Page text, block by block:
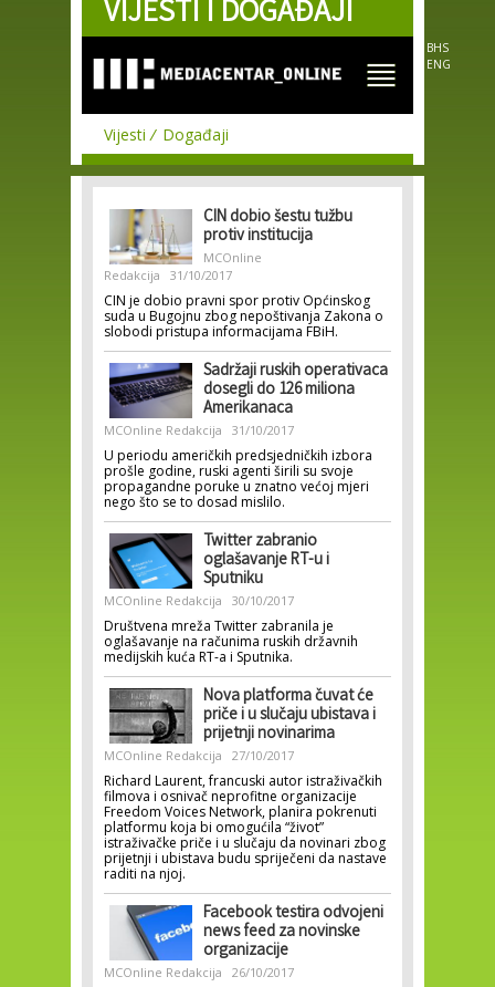
Skip to
main
VIJESTI I DOGAĐAJI
BHS
ENG
Vijesti Događaji
CIN dobio šestu tužbu
protiv institucija
MCOnline
Redakcija
31/10/2017
CIN je dobio pravni spor protiv Općinskog
suda u Bugojnu zbog nepoštivanja Zakona o
slobodi pristupa informacijama FBiH.
Sadržaji ruskih operativaca
dosegli do 126 miliona
Amerikanaca
MCOnline Redakcija 31/10/2017
U periodu američkih predsjedničkih izbora
prošle godine, ruski agenti širili su svoje
propagandne poruke u znatno većoj mjeri
nego što se to dosad mislilo.
Twitter zabranio
oglašavanje RT-u i
Sputniku
MCOnline Redakcija 30/10/2017
Društvena mreža Twitter zabranila je
oglašavanje na računima ruskih državnih
medijskih kuća RT-a i Sputnika.
Nova platforma čuvat će
priče i u slučaju ubistava i
prijetnji novinarima
MCOnline Redakcija 27/10/2017
Richard Laurent, francuski autor istraživačkih
filmova i osnivač neprofitne organizacije
Freedom Voices Network, planira pokrenuti
platformu koja bi omogućila “život”
istraživačke priče i u slučaju da novinari zbog
prijetnji i ubistava budu spriječeni da nastave
raditi na njoj.
Facebook testira odvojeni
news feed za novinske
organizacije
MCOnline Redakcija 26/10/2017